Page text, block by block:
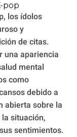
pop
los ídolos
y
de citas.
una apariencia
mental
como
debido a
abierta sobre la
situación,
sentimientos.